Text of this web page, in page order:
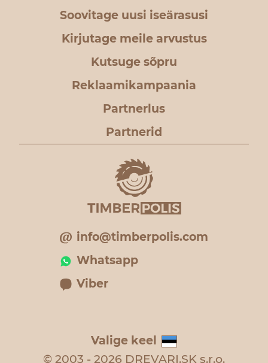
Soovitage uusi iseärasusi
Kirjutage meile arvustus
Kutsuge sõpru
Reklaamikampaania
Partnerlus
Partnerid
info@timberpolis.com
Whatsapp
Viber
Valige keel
© 2003 - 2026 DREVARI.SK s.r.o.